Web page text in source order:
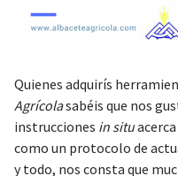
Quienes adquirís
Agrícolasabéis que nos
instrucciones in situ
como un protocolo de
y todo, nos consta que